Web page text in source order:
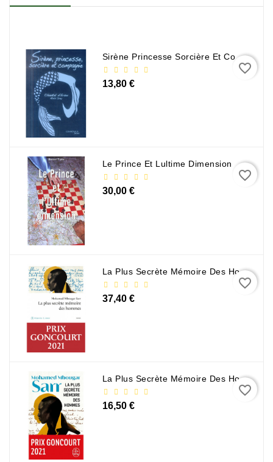
Sirène Princesse Sorcière Et Compagnie
13,80 €
favorite_border
Le Prince Et Lultime Dimension
30,00 €
favorite_border
La Plus Secrète Mémoire Des Hommes - Mohamed Mbougar Sarr
37,40 €
favorite_border
La Plus Secrète Mémoire Des Hommes - Mohamed Mbougar Sarr
16,50 €
favorite_border